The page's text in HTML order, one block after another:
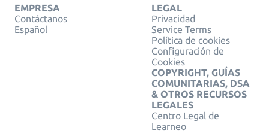
EMPRESA
Contáctanos
Español
LEGAL
Privacidad
Service Terms
Política de cookies
Configuración de
Cookies
COPYRIGHT, GUÍAS
COMUNITARIAS, DSA
& OTROS RECURSOS
LEGALES
Centro Legal de
Learneo